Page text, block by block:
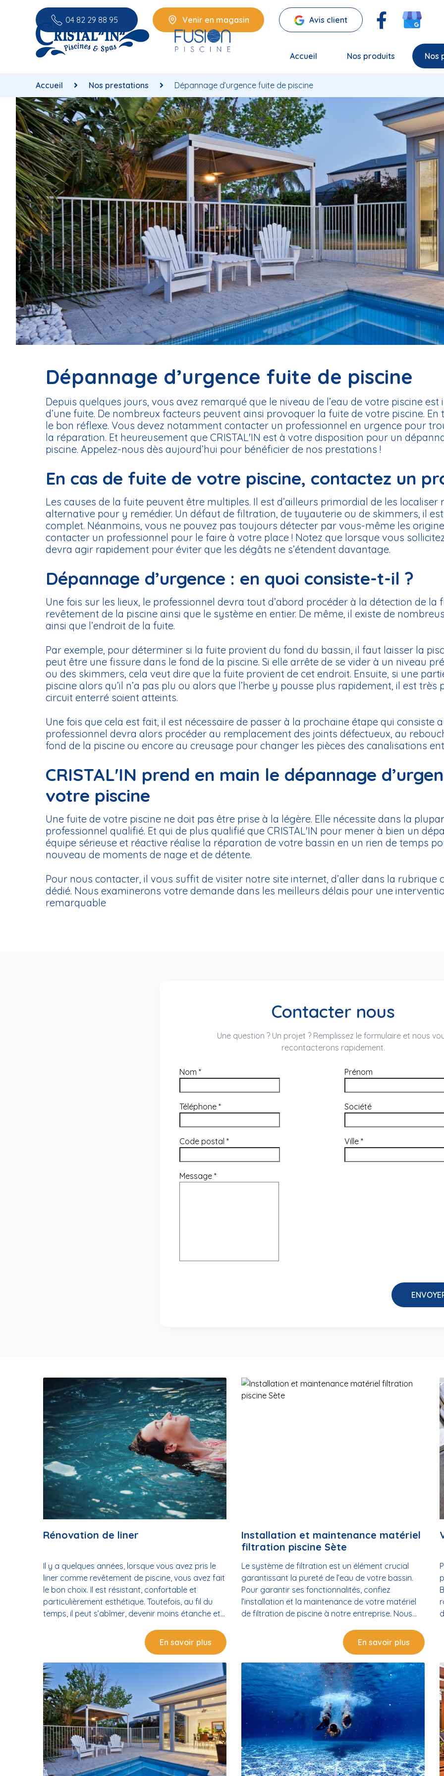
04 82 29 88 95 Venir en magasin Avis client
Accueil Nos produits Nos
Accueil Nos prestations Dépannage d’urgence fuite de piscine
Dépannage d’urgence fuite de piscine
Depuis quelques jours, vous avez remarqué que le niveau de l’eau de votre piscine
d’une fuite. De nombreux facteurs peuvent ainsi provoquer la fuite de votre piscine.
le bon réflexe. Vous devez notamment contacter un professionnel en urgence pour
la réparation. Et heureusement que CRISTAL'IN est à votre disposition pour un
piscine. Appelez-nous dès aujourd’hui pour bénéficier de nos prestations !
En cas de fuite de votre piscine, contactez un
Les causes de la fuite peuvent être multiples. Il est d’ailleurs primordial de les
alternative pour y remédier. Un défaut de filtration, de tuyauterie ou de skimmers, il
complet. Néanmoins, vous ne pouvez pas toujours détecter par vous-même les
contacter un professionnel pour le faire à votre place ! Notez que lorsque vous
devra agir rapidement pour éviter que les dégâts ne s’étendent davantage.
Dépannage d’urgence : en quoi consiste-t-il ?
Une fois sur les lieux, le professionnel devra tout d’abord procéder à la détection de la
revêtement de la piscine ainsi que le système en entier. De même, il existe de
ainsi que l’endroit de la fuite.
Par exemple, pour déterminer si la fuite provient du fond du bassin, il faut laisser la
peut être une fissure dans le fond de la piscine. Si elle arrête de se vider à un niveau
ou des skimmers, cela veut dire que la fuite provient de cet endroit. Ensuite, si une
piscine alors qu’il n’a pas plu ou alors que l’herbe y pousse plus rapidement, il est
circuit enterré soient atteints.
Une fois que cela est fait, il est nécessaire de passer à la prochaine étape qui consiste
professionnel devra alors procéder au remplacement des joints défectueux, au
fond de la piscine ou encore au creusage pour changer les pièces des canalisations
CRISTAL'IN prend en main le dépannage
votre piscine
Une fuite de votre piscine ne doit pas être prise à la légère. Elle nécessite dans la
professionnel qualifié. Et qui de plus qualifié que CRISTAL'IN pour mener à bien un
équipe sérieuse et réactive réalise la réparation de votre bassin en un rien de temps
nouveau de moments de nage et de détente.
Pour nous contacter, il vous suffit de visiter notre site internet, d’aller dans la
dédié. Nous examinerons votre demande dans les meilleurs délais pour une
remarquable
Contacter nous
Une question ? Un projet ? Remplissez le formulaire et nous
recontacterons rapidement.
Nom * Prénom
Téléphone * Société
Code postal * Ville *
Message *
Rénovation de liner
Il y a quelques années, lorsque vous avez pris le
liner comme revêtement de piscine, vous avez fait
le bon choix. Il est résistant, confortable et
particulièrement esthétique. Toutefois, au fil du
temps, il peut s’abîmer, devenir moins étanche et
rénovation. Faites confiance à un spécialiste de la
piscine pour rénover le liner de votre bassin et
retrouvez votre piscine comme au premier jour.
D’ailleurs, CRISTAL’IN est le plus qualifié pour
réaliser vos travaux dans les règles de l’art.
Quand procéder à la rénovation du liner ? Si le
liner est le choix le plus courant des propriétaires
de piscine, c’est parce qu’il présente de
nombreuses qualités. Parmi elles, il y a sa
résistance et sa durée de vie relativement longue.
Néanmoins, ce revêtement de piscine n’est pas à
l’abri de la détérioration. Ainsi, lorsqu’il commence
En savoir plus
Installation et maintenance matériel
filtration piscine Sète
Le système de filtration est un élément crucial
garantissant la pureté de l’eau de votre bassin.
Pour garantir ses fonctionnalités, confiez
l’installation et la maintenance de votre matériel
de filtration de piscine à notre entreprise. Nous
d’une bonne installation et maintenance du
matériel filtration piscine Pour que vous puissiez
nager dans de l’eau saine et propre, assurez-vous
que le matériel de filtration de votre piscine soit
bien installé et entretenu. Garantir la pureté de
l’eau de votre piscine Le matériel de filtration est
un équipement incontournable conditionnant la
propreté de l’eau de votre piscine. Elle en assure
également un entretien plus simplifié. Pour
maintenir votre bassin tout propre loin des
impuretés, nous garantissons l’installation de
votre filtre. Préserver la performance de votre
En savoir plus